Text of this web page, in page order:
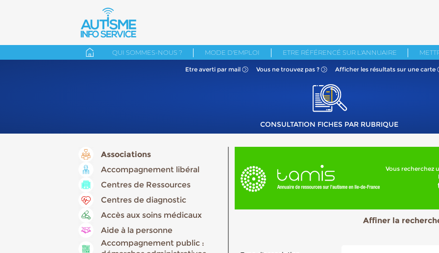
QUI SOMMES-NOUS ? MODE D'EMPLOI ETRE RÉFÉRENCÉ SUR L'ANNUAIRE
Etre averti par mail Vous ne trouvez pas ? Afficher les résultats sur une carte
CONSULTATION FICHES PAR RUBRIQUE
Associations
Accompagnement libéral
Centres de Ressources
Centres de diagnostic
Accès aux soins médicaux
Aide à la personne
Accompagnement public :
Vous recherchez
Affiner la